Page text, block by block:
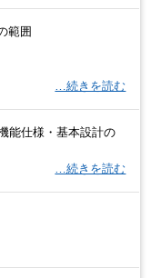
範囲
…続きを読む
能仕様・基本設計の
…続きを読む